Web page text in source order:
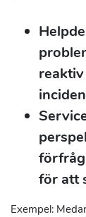
för att
Exempel: